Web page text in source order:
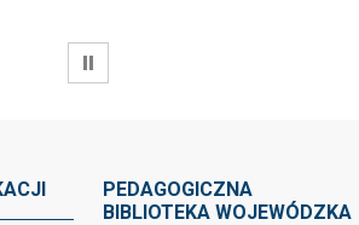
WSTRZYMAJ
PEDAGOGICZNA
BIBLIOTEKA WOJEWÓDZKA